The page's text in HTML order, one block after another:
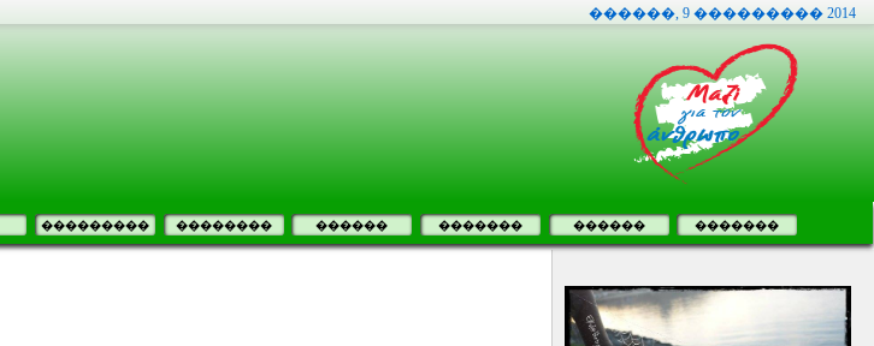
������, 9 ��������� 2014
��������� �������� ������ ������� ������ �������